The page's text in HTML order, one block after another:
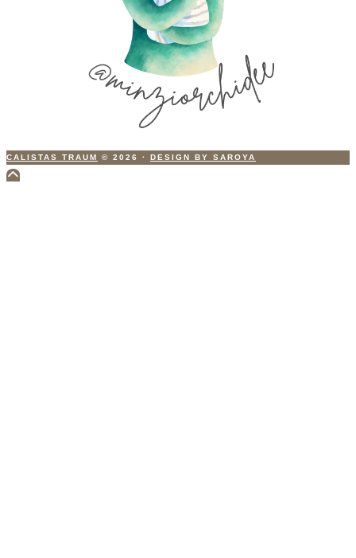
CALISTAS TRAUM © 2026 · DESIGN BY SAROYA
Scroll